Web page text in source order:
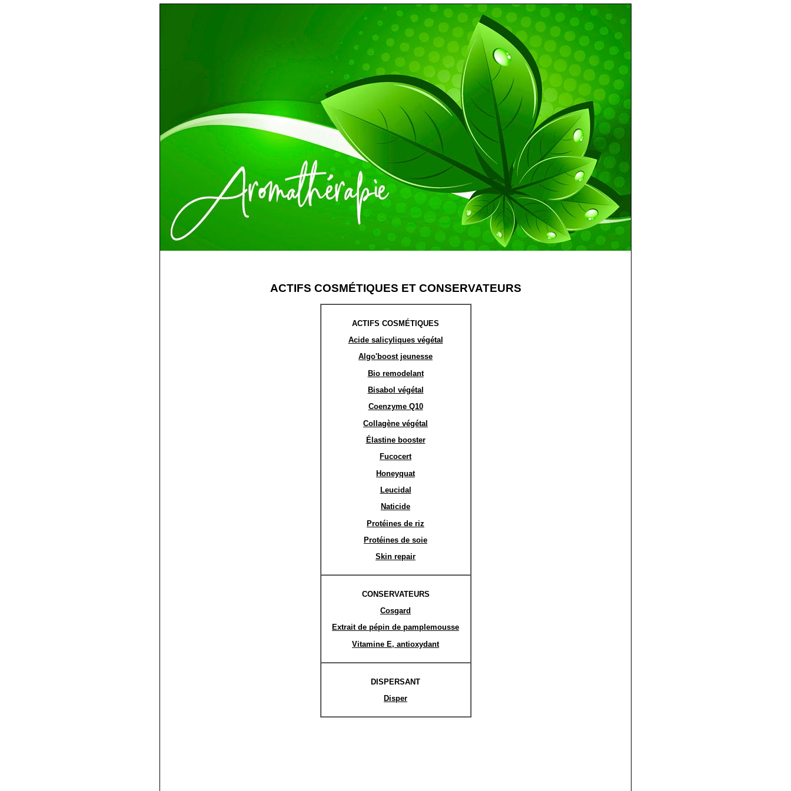
ACTIFS COSMÉTIQUES ET CONSERVATEURS
ACTIFS COSMÉTIQUES
Acide salicyliques végétal
Algo'boost jeunesse
Bio remodelant
Bisabol végétal
Coenzyme Q10
Collagène végétal
Élastine booster
Fucocert
Honeyquat
Leucidal
Naticide
Protéines de riz
Protéines de soie
Skin repair
CONSERVATEURS
Cosgard
Extrait de pépin de pamplemousse
Vitamine E, antioxydant
DISPERSANT
Disper